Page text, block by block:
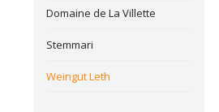
Domaine de La Villette
Stemmari
Weingut Leth